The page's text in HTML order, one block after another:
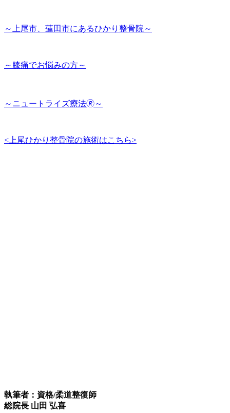
～上尾市、蓮田市にあるひかり整骨院～
～膝痛でお悩みの方～
～ニュートライズ療法🄬～
<上尾ひかり整骨院の施術はこちら>
執筆者：資格/柔道整復師
総院長 山田 弘喜